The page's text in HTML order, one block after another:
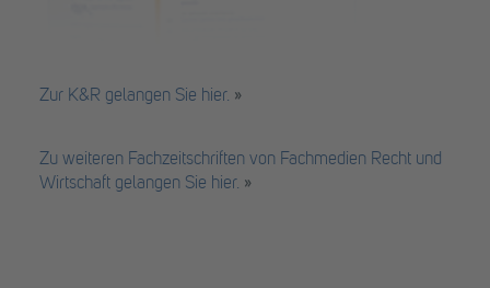
Zur K&R gelangen Sie hier. »
Zu weiteren Fachzeitschriften von Fachmedien Recht und
Wirtschaft gelangen Sie hier. »